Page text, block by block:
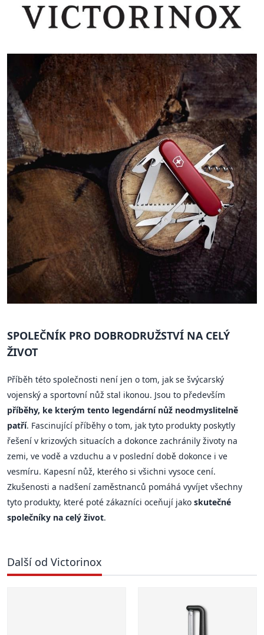
SPOLEČNÍK PRO DOBRODRUŽSTVÍ NA CELÝ
ŽIVOT
Příběh této společnosti není jen o tom, jak se švýcarský
vojenský a sportovní nůž stal ikonou. Jsou to především
příběhy, ke kterým tento legendární nůž neodmyslitelně
patří. Fascinující příběhy o tom, jak tyto produkty poskytly
řešení v krizových situacích a dokonce zachránily životy na
zemi, ve vodě a vzduchu a v poslední době dokonce i ve
vesmíru. Kapesní nůž, kterého si všichni vysoce cení.
Zkušenosti a nadšení zaměstnanců pomáhá vyvíjet všechny
tyto produkty, které poté zákazníci oceňují jako skutečné
společníky na celý život.
Další od Victorinox